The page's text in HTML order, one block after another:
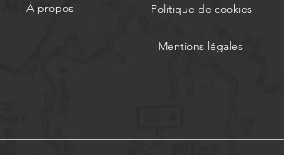
À propos Politique de cookies
Mentions légales